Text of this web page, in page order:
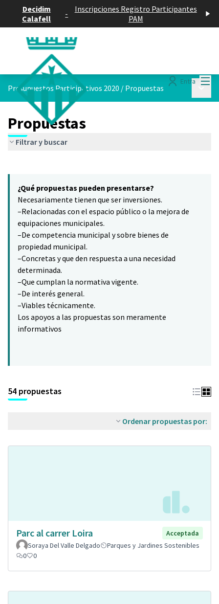
Decidim
Calafell
-
Inscripciones Registro Participantes
PAM
Entra
Presupuestos Participativos 2020 / Propuestas
Propuestas
Filtrar y buscar
−
¿Qué propuestas pueden presentarse?
Necesariamente tienen que ser inversiones.
–Relacionadas con el espacio público o la mejora de
equipaciones municipales.
–De competencia municipal y sobre bienes de
propiedad municipal.
–Concretas y que den respuesta a una necesidad
determinada.
–Que cumplan la normativa vigente.
–De interés general.
–Viables técnicamente.
Los apoyos a las propuestas son meramente
informativos
54 propuestas
Ordenar propuestas por:
Parc al carrer Loira
Acceptada
Soraya Del Valle Delgado
Parques y Jardines Sostenibles
0
0